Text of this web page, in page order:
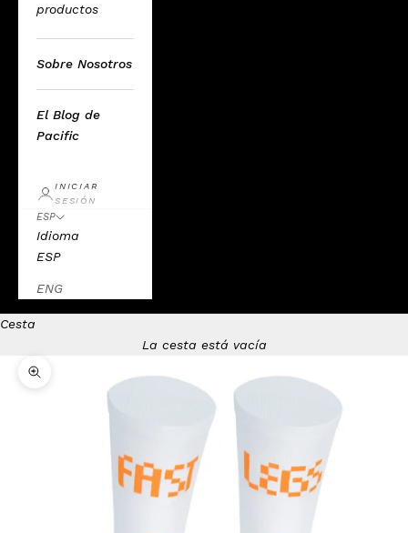
productos
Sobre Nosotros
El Blog de
Pacific
INICIAR
SESIÓN
ESP
Idioma
ESP
ENG
Cesta
La cesta está vacía
Zoom